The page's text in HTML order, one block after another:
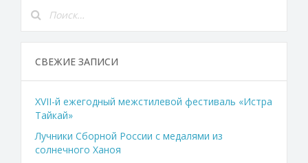
СВЕЖИЕ ЗАПИСИ
XVII-й ежегодный межстилевой фестиваль «Истра
Тайкай»
Лучники Сборной России с медалями из
солнечного Ханоя